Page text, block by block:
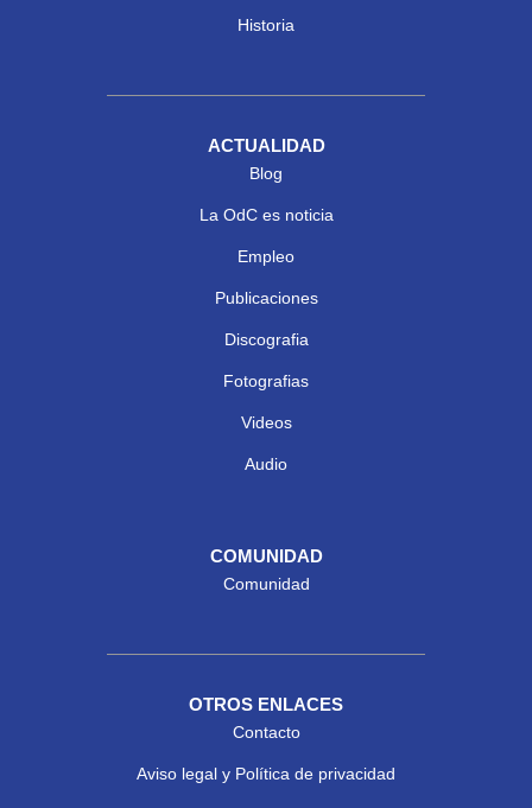
Historia
ACTUALIDAD
Blog
La OdC es noticia
Empleo
Publicaciones
Discografia
Fotografias
Videos
Audio
COMUNIDAD
Comunidad
OTROS ENLACES
Contacto
Aviso legal y Política de privacidad